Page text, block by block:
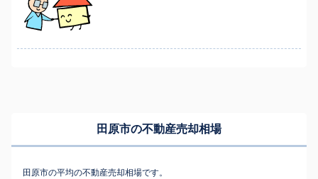
田原市の不動産売却相場
田原市の平均の不動産売却相場です。